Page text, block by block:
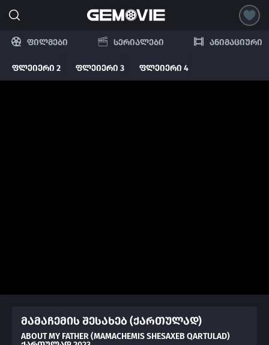
ფილმები სერიალები ანიმაციური
ფლეიერი 2 ფლეიერი 3 ფლეიერი 4
მამაჩემის შესახებ (ქართულად)
ABOUT MY FATHER (MAMACHEMIS SHESAXEB QARTULAD)